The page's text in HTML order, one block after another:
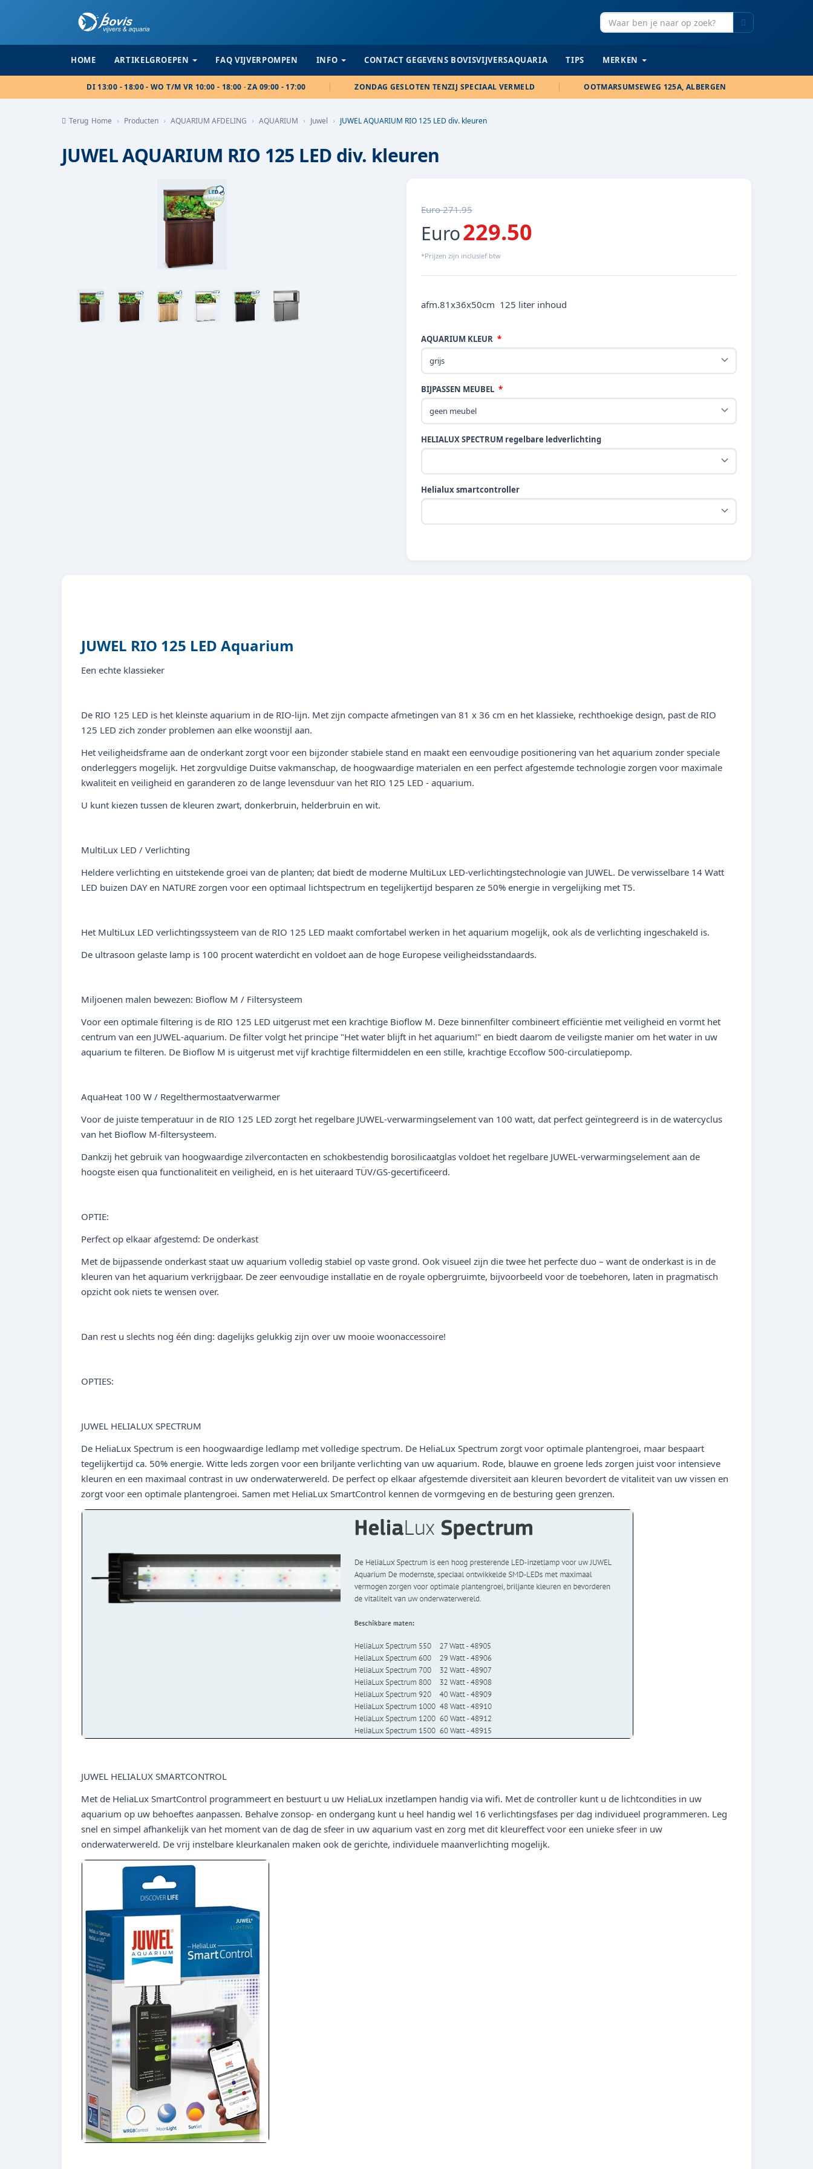
HOME ARTIKELGROEPEN FAQ VIJVERPOMPEN INFO CONTACT GEGEVENS BOVISVIJVERSAQUARIA TIPS MERKEN
DI 13:00 - 18:00 - WO T/M VR 10:00 - 18:00 · ZA 09:00 - 17:00 ZONDAG GESLOTEN TENZIJ SPECIAAL VERMELD OOTMARSUMSEWEG 125A, ALBERGEN
Terug Home Producten AQUARIUM AFDELING AQUARIUM Juwel JUWEL AQUARIUM RIO 125 LED div. kleuren
JUWEL AQUARIUM RIO 125 LED div. kleuren
Euro 271.95
Euro229.50
*Prijzen zijn inclusief btw
afm.81x36x50cm 125 liter inhoud
AQUARIUM KLEUR
BIJPASSEN MEUBEL
HELIALUX SPECTRUM regelbare ledverlichting
Helialux smartcontroller
JUWEL RIO 125 LED Aquarium
Een echte klassieker
De RIO 125 LED is het kleinste aquarium in de RIO-lijn. Met zijn compacte afmetingen van 81 x 36 cm en het klassieke, rechthoekige design, past de RIO
125 LED zich zonder problemen aan elke woonstijl aan.
Het veiligheidsframe aan de onderkant zorgt voor een bijzonder stabiele stand en maakt een eenvoudige positionering van het aquarium zonder speciale
onderleggers mogelijk. Het zorgvuldige Duitse vakmanschap, de hoogwaardige materialen en een perfect afgestemde technologie zorgen voor maximale
kwaliteit en veiligheid en garanderen zo de lange levensduur van het RIO 125 LED - aquarium.
U kunt kiezen tussen de kleuren zwart, donkerbruin, helderbruin en wit.
MultiLux LED / Verlichting
Heldere verlichting en uitstekende groei van de planten; dat biedt de moderne MultiLux LED-verlichtingstechnologie van JUWEL. De verwisselbare 14 Watt
LED buizen DAY en NATURE zorgen voor een optimaal lichtspectrum en tegelijkertijd besparen ze 50% energie in vergelijking met T5.
Het MultiLux LED verlichtingssysteem van de RIO 125 LED maakt comfortabel werken in het aquarium mogelijk, ook als de verlichting ingeschakeld is.
De ultrasoon gelaste lamp is 100 procent waterdicht en voldoet aan de hoge Europese veiligheidsstandaards.
Miljoenen malen bewezen: Bioflow M / Filtersysteem
Voor een optimale filtering is de RIO 125 LED uitgerust met een krachtige Bioflow M. Deze binnenfilter combineert efficiëntie met veiligheid en vormt het
centrum van een JUWEL-aquarium. De filter volgt het principe "Het water blijft in het aquarium!" en biedt daarom de veiligste manier om het water in uw ​​
aquarium te filteren. De Bioflow M is uitgerust met vijf krachtige filtermiddelen en een stille, krachtige Eccoflow 500-circulatiepomp.
AquaHeat 100 W / Regelthermostaatverwarmer
Voor de juiste temperatuur in de RIO 125 LED zorgt het regelbare JUWEL-verwarmingselement van 100 watt, dat perfect geïntegreerd is in de watercyclus
van het Bioflow M-filtersysteem.
Dankzij het gebruik van hoogwaardige zilvercontacten en schokbestendig borosilicaatglas voldoet het regelbare JUWEL-verwarmingselement aan de
hoogste eisen qua functionaliteit en veiligheid, en is het uiteraard TÜV/GS-gecertificeerd.
OPTIE:
Perfect op elkaar afgestemd: De onderkast
Met de bijpassende onderkast staat uw aquarium volledig stabiel op vaste grond. Ook visueel zijn die twee het perfecte duo – want de onderkast is in de
kleuren van het aquarium verkrijgbaar. De zeer eenvoudige installatie en de royale opbergruimte, bijvoorbeeld voor de toebehoren, laten in pragmatisch
opzicht ook niets te wensen over.
Dan rest u slechts nog één ding: dagelijks gelukkig zijn over uw mooie woonaccessoire!
OPTIES:
JUWEL HELIALUX SPECTRUM
De HeliaLux Spectrum is een hoogwaardige ledlamp met volledige spectrum. De HeliaLux Spectrum zorgt voor optimale plantengroei, maar bespaart
tegelijkertijd ca. 50% energie. Witte leds zorgen voor een briljante verlichting van uw aquarium. Rode, blauwe en groene leds zorgen juist voor intensieve
kleuren en een maximaal contrast in uw onderwaterwereld. De perfect op elkaar afgestemde diversiteit aan kleuren bevordert de vitaliteit van uw vissen en
zorgt voor een optimale plantengroei. Samen met HeliaLux SmartControl kennen de vormgeving en de besturing geen grenzen.
JUWEL HELIALUX SMARTCONTROL
Met de HeliaLux SmartControl programmeert en bestuurt u uw HeliaLux inzetlampen handig via wifi. Met de controller kunt u de lichtcondities in uw
aquarium op uw behoeftes aanpassen. Behalve zonsop- en ondergang kunt u heel handig wel 16 verlichtingsfases per dag individueel programmeren. Leg
snel en simpel afhankelijk van het moment van de dag de sfeer in uw aquarium vast en zorg met dit kleureffect voor een unieke sfeer in uw
onderwaterwereld. De vrij instelbare kleurkanalen maken ook de gerichte, individuele maanverlichting mogelijk.